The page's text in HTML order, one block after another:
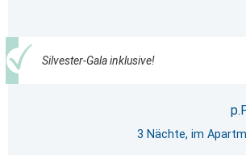
Silvester-Gala inklusive!
3 Nächte, im